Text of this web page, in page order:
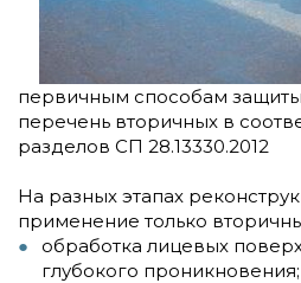
первичным способам
перечень вторичных в
разделов СП 28.13330.2012
На разных этапах
применение только
обработка лицевых
глубокого проникновения;